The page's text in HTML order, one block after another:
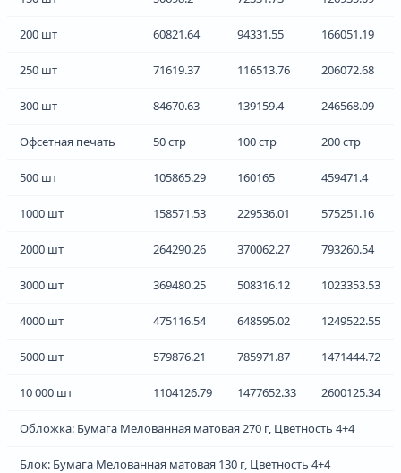
200 шт 60821.64 94331.55 166051.19
250 шт 71619.37 116513.76 206072.68
300 шт 84670.63 139159.4 246568.09
Офсетная печать 50 стр 100 стр 200 стр
500 шт 105865.29 160165 459471.4
1000 шт 158571.53 229536.01 575251.16
2000 шт 264290.26 370062.27 793260.54
3000 шт 369480.25 508316.12 1023353.53
4000 шт 475116.54 648595.02 1249522.55
5000 шт 579876.21 785971.87 1471444.72
10 000 шт 1104126.79 1477652.33 2600125.34
Обложка: Бумага Мелованная матовая 270 г, Цветность 4+4
Блок: Бумага Мелованная матовая 130 г, Цветность 4+4